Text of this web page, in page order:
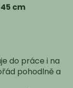
cm
do práce i na
pohodlně a